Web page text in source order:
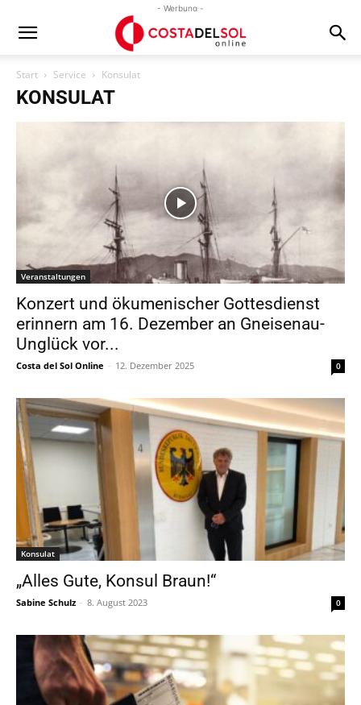
- Werbung -
Start Service Konsulat
KONSULAT
Veranstaltungen
Konzert und ökumenischer Gottesdienst
erinnern am 16. Dezember an Gneisenau-
Unglück vor...
Costa del Sol Online - 12. Dezember 2025 0
Konsulat
„Alles Gute, Konsul Braun!“
Sabine Schulz - 8. August 2023 0